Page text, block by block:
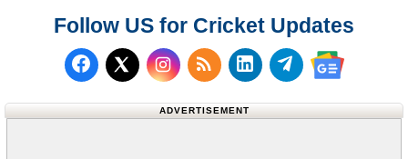
Follow US for Cricket Updates
Follow us on Facebook
Follow us on X (Twitter)
Subscribe to our RSS
Follow us on
Follow us on
Follow us
ADVERTISEMENT